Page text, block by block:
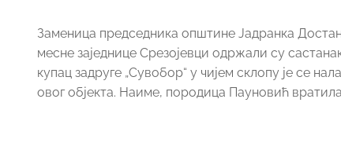
Заменица председника општине Јадранка
месне заједнице Срезојевци одржали су
купац задруге „Сувобор“ у чијем склопу је се
овог објекта. Наиме, породица Пауновић